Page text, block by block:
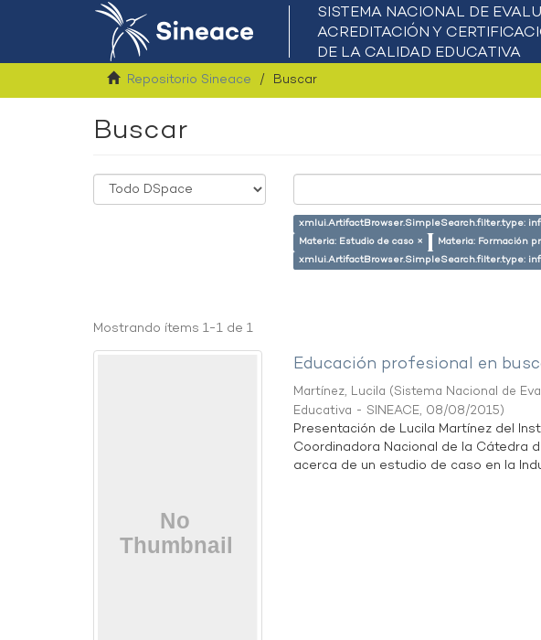
Repositorio Sineace Buscar
Buscar
xmlui.ArtifactBrowser.SimpleSearch.filter.type:
Materia: Estudio de caso ×
Materia: Formación
xmlui.ArtifactBrowser.SimpleSearch.filter.type:
Mostrando ítems 1-1 de 1
Educación profesional en
Martínez, Lucila (Sistema Nacional de
Educativa - SINEACE, 08/08/2015)
Presentación de Lucila Martínez del
Coordinadora Nacional de la Cátedra
acerca de un estudio de caso en la